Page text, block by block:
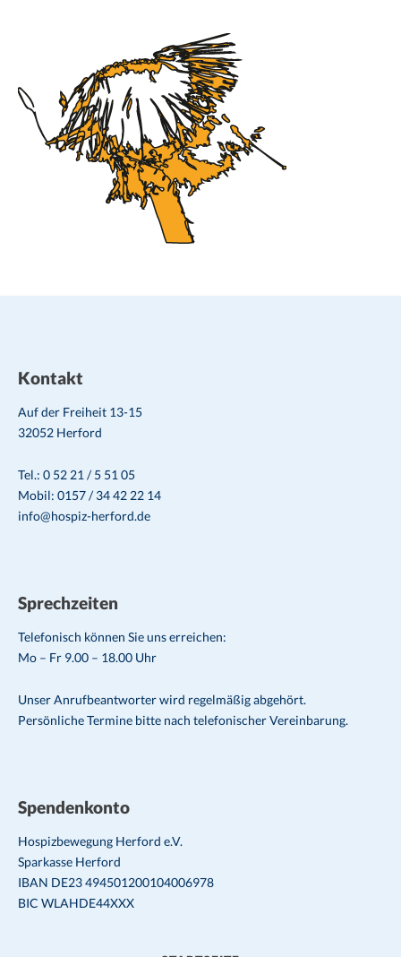
Kontakt
Auf der Freiheit 13-15
32052 Herford
Tel.: 0 52 21 / 5 51 05
Mobil: 0157 / 34 42 22 14
info@hospiz-herford.de
Sprechzeiten
Telefonisch können Sie uns erreichen:
Mo – Fr 9.00 – 18.00 Uhr
Unser Anrufbeantworter wird regelmäßig abgehört.
Persönliche Termine bitte nach telefonischer Vereinbarung.
Spendenkonto
Hospizbewegung Herford e.V.
Sparkasse Herford
IBAN DE23 494501200104006978
BIC WLAHDE44XXX